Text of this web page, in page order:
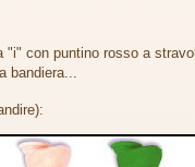
"i" con puntino rosso a
bandiera...